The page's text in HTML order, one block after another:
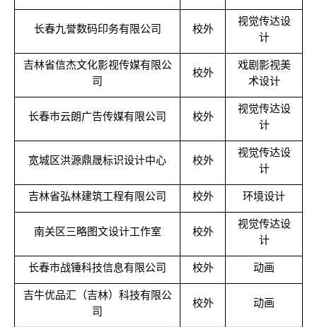
长春九誉数码印务有限公司 校外
视觉传达设
计
吉林省信杰文化影视传媒有限公
司
校外
戏剧影视美
术设计
长春市云朗广告传媒有限公司 校外
视觉传达设
计
宽城区洪源鼎晟标识设计中心 校外
视觉传达设
计
吉林省弘林建筑工程有限公司 校外 环境设计
南关区三略图文设计工作室 校外
视觉传达设
计
长春市战锤科技信息有限公司 校外 动画
吉牛优品汇（吉林）科技有限公
司
校外 动画